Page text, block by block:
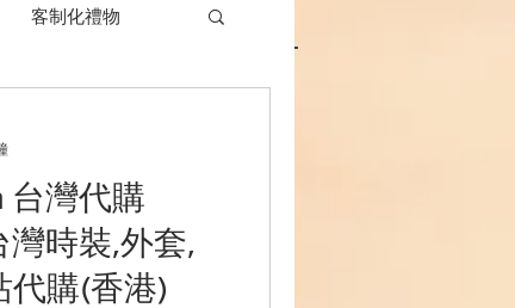
客制化禮物
訊
台灣代購
灣時裝,外套,
代購(香港)